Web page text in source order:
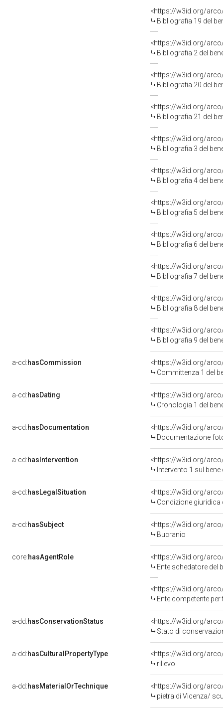
<https://w3id.org/
Bibliografia 19 del
<https://w3id.org/
Bibliografia 2 del
<https://w3id.org/
Bibliografia 20 del
<https://w3id.org/
Bibliografia 21 del
<https://w3id.org/
Bibliografia 3 del
<https://w3id.org/
Bibliografia 4 del
<https://w3id.org/
Bibliografia 5 del
<https://w3id.org/
Bibliografia 6 del
<https://w3id.org/
Bibliografia 7 del
<https://w3id.org/
Bibliografia 8 del
<https://w3id.org/
Bibliografia 9 del
a-cd:hasCommission
<https://w3id.org/
Committenza 1 del
a-cd:hasDating
<https://w3id.org/
Cronologia 1 del
a-cd:hasDocumentation
Documentazione
a-cd:hasIntervention
<https://w3id.org/
Intervento 1 sul
a-cd:hasLegalSituation
<https://w3id.org/
Condizione giuridica
a-cd:hasSubject
<https://w3id.org/
Bucranio
core:hasAgentRole
<https://w3id.org/
Ente schedatore del
<https://w3id.org/
Ente competente per tutela
a-dd:hasConservationStatus
<https://w3id.org/
Stato di
a-dd:hasCulturalPropertyType
<https://w3id.org/
rilievo
a-dd:hasMaterialOrTechnique
<https://w3id.org/
pietra di Vicenza/